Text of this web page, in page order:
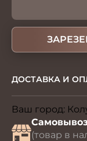
ДОСТАВКА И
Ваш город:
(товар в